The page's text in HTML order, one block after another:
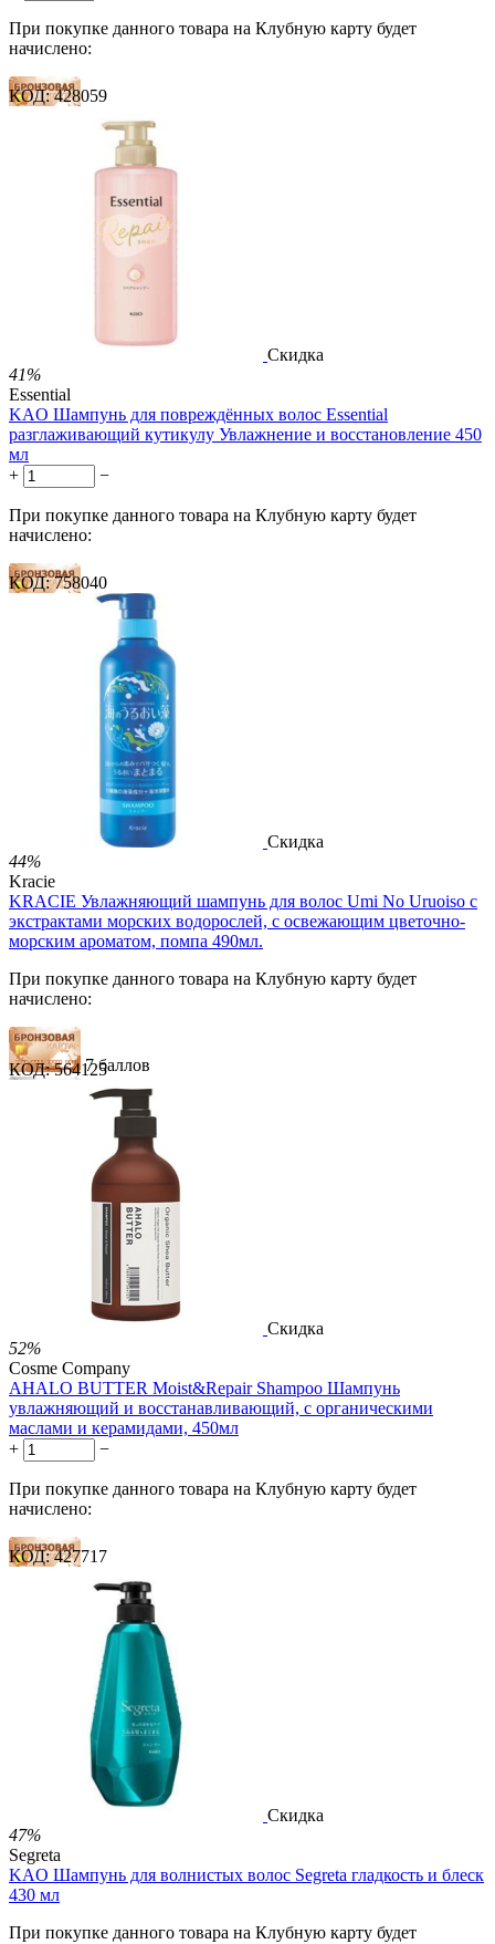
При покупке данного товара на Клубную карту будет
начислено:
11 баллов
18 баллов
1 578.00 Р
за 1.00 мл
КОД: 428059
Скидка
41%
Essential
KAO Шампунь для повреждённых волос Essential
разглаживающий кутикулу Увлажнение и восстановление 450
мл
+
−
При покупке данного товара на Клубную карту будет
начислено:
7 баллов
11 баллов
18 баллов
1 486.00 Р
за 1.00 мл

КОД: 758040
Скидка
44%
Kracie
KRACIE Увлажняющий шампунь для волос Umi No Uruoiso с
экстрактами морских водорослей, с освежающим цветочно-
морским ароматом, помпа 490мл.
При покупке данного товара на Клубную карту будет
начислено:
7 баллов
11 баллов
18 баллов
724.00 Р
за 1.00 мл
Нет в наличии
 
КОД: 564125
Скидка
52%
Cosme Company
AHALO BUTTER Moist&Repair Shampoo Шампунь
увлажняющий и восстанавливающий, с органическими
маслами и керамидами, 450мл
+
−
При покупке данного товара на Клубную карту будет
начислено:
11 баллов
18 баллов
1 212.00
Р
за 1.00 мл

КОД: 427717
Скидка
47%
Segreta
KAO Шампунь для волнистых волос Segreta гладкость и блеск
430 мл
При покупке данного товара на Клубную карту будет